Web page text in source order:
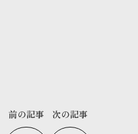
前の記事 次の記事